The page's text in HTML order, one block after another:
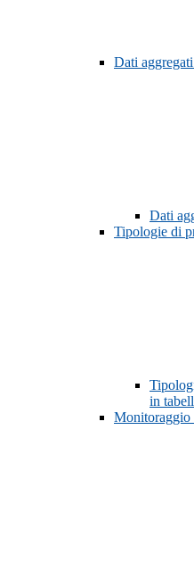
Dati
Dati
Tipologie di
in
Monitoraggio